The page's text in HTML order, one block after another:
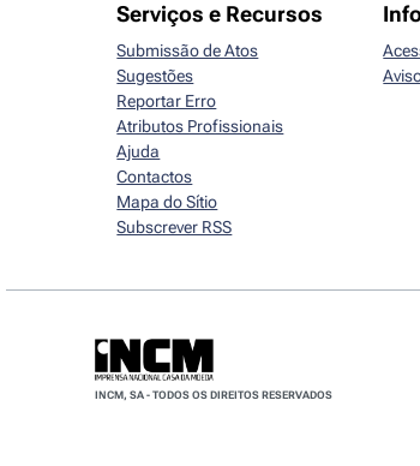
Serviços e Recursos
Submissão de Atos
Sugestões
Reportar Erro
Atributos Profissionais
Ajuda
Contactos
Mapa do Sítio
Subscrever RSS
INCM, SA - TODOS OS DIREITOS RESERVADOS